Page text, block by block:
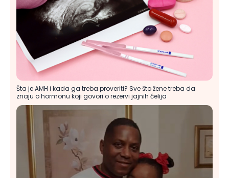
Šta je AMH i kada ga treba proveriti? Sve što žene treba da
znaju o hormonu koji govori o rezervi jajnih ćelija